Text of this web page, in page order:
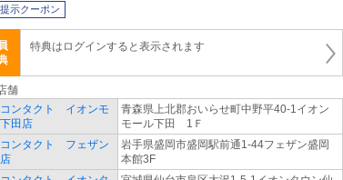
示クーポン
特典はログインすると表示されます
舗
ンタクト イオンモ
田店
青森県上北郡おいらせ町中野平40-1イオン
モール下田 1Ｆ
ンタクト フェザン
岩手県盛岡市盛岡駅前通1-44フェザン盛岡
本館3F